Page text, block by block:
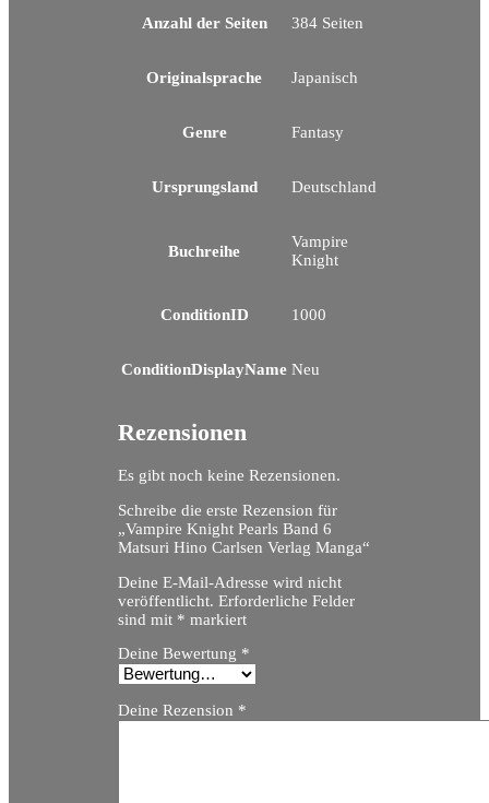
Anzahl der Seiten 384 Seiten
Originalsprache Japanisch
Genre Fantasy
Ursprungsland Deutschland
Buchreihe
Vampire
Knight
ConditionID 1000
ConditionDisplayName Neu
Rezensionen
Es gibt noch keine Rezensionen.
Schreibe die erste Rezension für
„Vampire Knight Pearls Band 6
Matsuri Hino Carlsen Verlag Manga“
Deine E-Mail-Adresse wird nicht
veröffentlicht. Erforderliche Felder
sind mit * markiert
Deine Bewertung *
Deine Rezension *